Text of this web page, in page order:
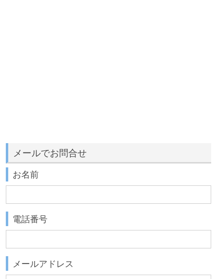
メールでお問合せ
お名前
電話番号
メールアドレス